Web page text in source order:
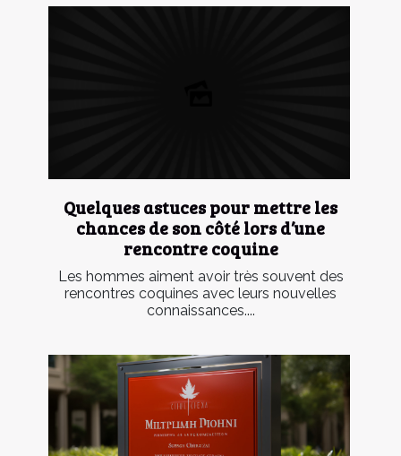
Quelques astuces pour mettre les
chances de son côté lors d’une
rencontre coquine
Les hommes aiment avoir très souvent des
rencontres coquines avec leurs nouvelles
connaissances....